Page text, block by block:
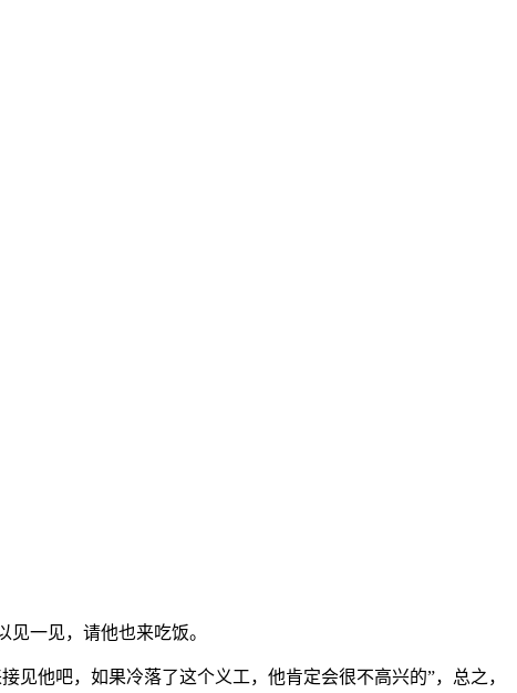
一见，请他也来吃饭。
他吧，如果冷落了这个义工，他肯定会很不高兴的”，总之，